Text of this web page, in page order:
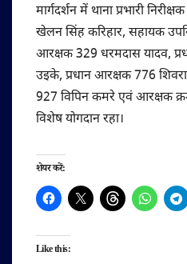
मार्गदर्शन में थाना प्रभारी
खेलन सिंह करिहार, सहायक
आरक्षक 329 धरमदास यादव,
उइके, प्रधान आरक्षक 776
927 विपिन कमरे एवं आरक्षक
विशेष योगदान रहा।
शेयर करें:
Like this: